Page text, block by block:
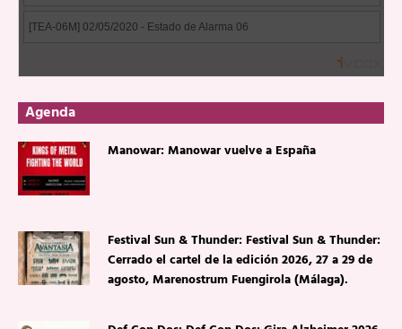
Agenda
Manowar: Manowar vuelve a España
Festival Sun & Thunder: Festival Sun & Thunder:
Cerrado el cartel de la edición 2026, 27 a 29 de
agosto, Marenostrum Fuengirola (Málaga).